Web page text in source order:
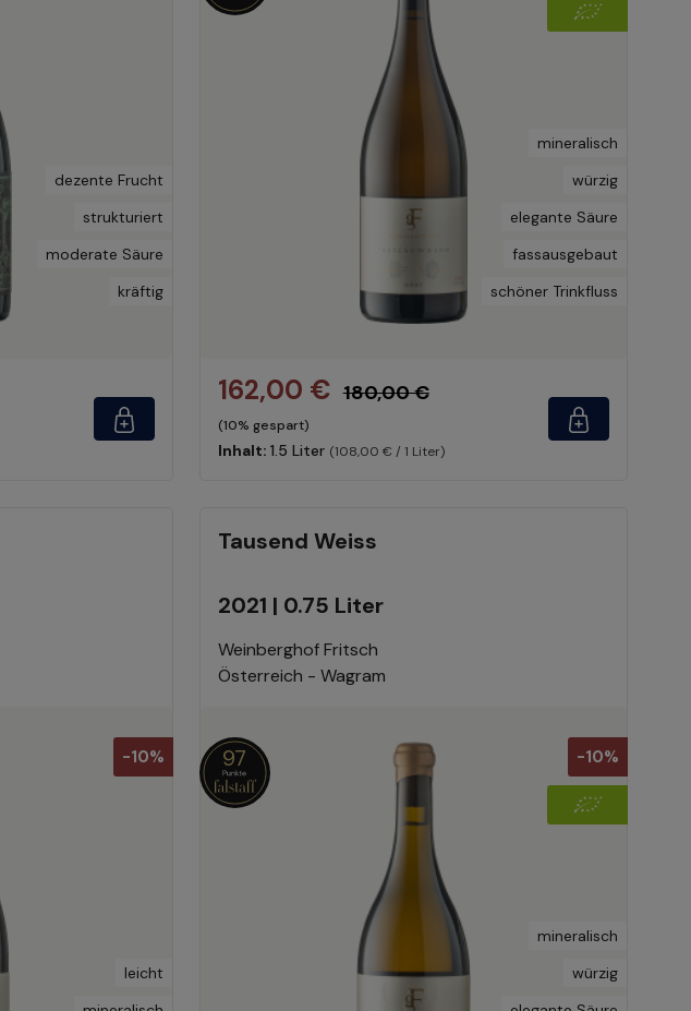
dezente Frucht
strukturiert
moderate Säure
kräftig
mineralisch
würzig
elegante Säure
fassausgebaut
schöner Trinkfluss
162,00 € 180,00 €
(10% gespart)
Inhalt: 1.5 Liter (108,00 € / 1 Liter)
-10%
leicht
Tausend Weiss
2021 | 0.75 Liter
Weinberghof Fritsch
Österreich - Wagram
-10%
97
mineralisch
würzig